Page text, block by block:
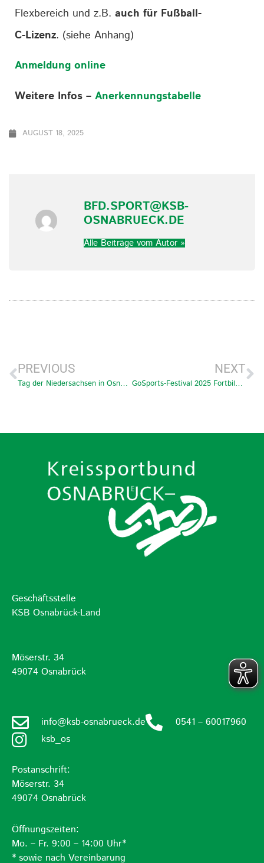
Flexbereich und z.B. auch für Fußball-
C-Lizenz. (siehe Anhang)
Anmeldung online
Weitere Infos – Anerkennungstabelle
AUGUST 18, 2025
BFD.SPORT@KSB-
OSNABRUECK.DE
Alle Beiträge vom Autor »
PREVIOUS
Tag der Niedersachsen in Osnabrück
NEXT
GoSports-Festival 2025 Fortbildung für Übungs-, Jugendleiter*innen und Interessierte
Geschäftsstelle
KSB Osnabrück-Land
Möserstr. 34
49074 Osnabrück
info@ksb-osnabrueck.de
0541 – 60017960
ksb_os
Postanschrift:
Möserstr. 34
49074 Osnabrück
Öffnungszeiten:
Mo. – Fr. 9:00 – 14:00 Uhr*
* sowie nach Vereinbarung